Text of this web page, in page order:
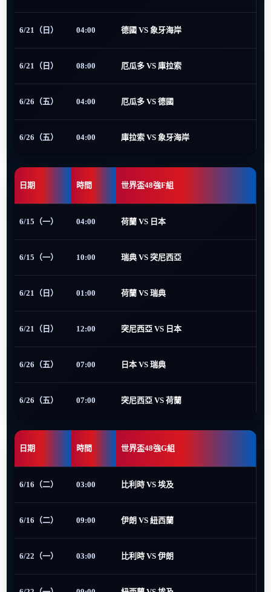
6/21（日） 04:00 德國 VS 象牙海岸
6/21（日） 08:00 厄瓜多 VS 庫拉索
6/26（五） 04:00 厄瓜多 VS 德國
6/26（五） 04:00 庫拉索 VS 象牙海岸
日期 時間 世界盃48強F組
6/15（一） 04:00 荷蘭 VS 日本
6/15（一） 10:00 瑞典 VS 突尼西亞
6/21（日） 01:00 荷蘭 VS 瑞典
6/21（日） 12:00 突尼西亞 VS 日本
6/26（五） 07:00 日本 VS 瑞典
6/26（五） 07:00 突尼西亞 VS 荷蘭
日期 時間 世界盃48強G組
6/16（二） 03:00 比利時 VS 埃及
6/16（二） 09:00 伊朗 VS 紐西蘭
6/22（一） 03:00 比利時 VS 伊朗